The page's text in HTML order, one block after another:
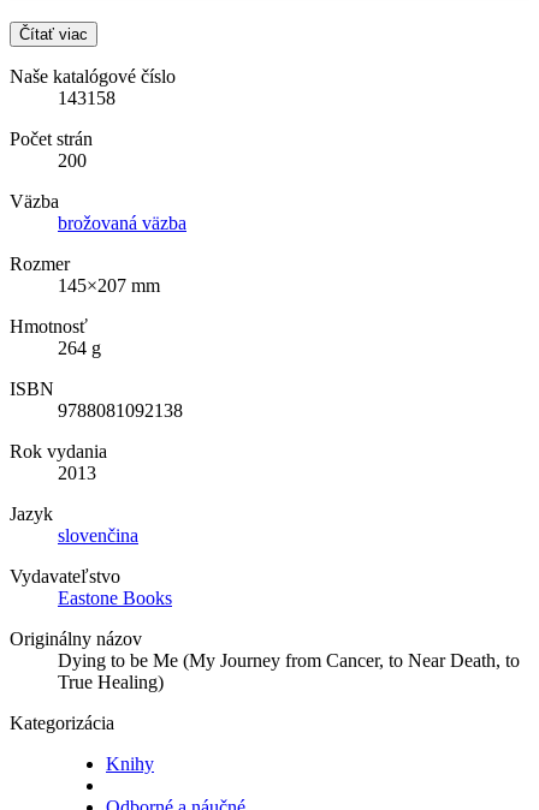
Čítať viac
Naše katalógové číslo
143158
Počet strán
200
Väzba
brožovaná väzba
Rozmer
145×207 mm
Hmotnosť
264 g
ISBN
9788081092138
Rok vydania
2013
Jazyk
slovenčina
Vydavateľstvo
Eastone Books
Originálny názov
Dying to be Me (My Journey from Cancer, to Near Death, to
True Healing)
Kategorizácia
Knihy